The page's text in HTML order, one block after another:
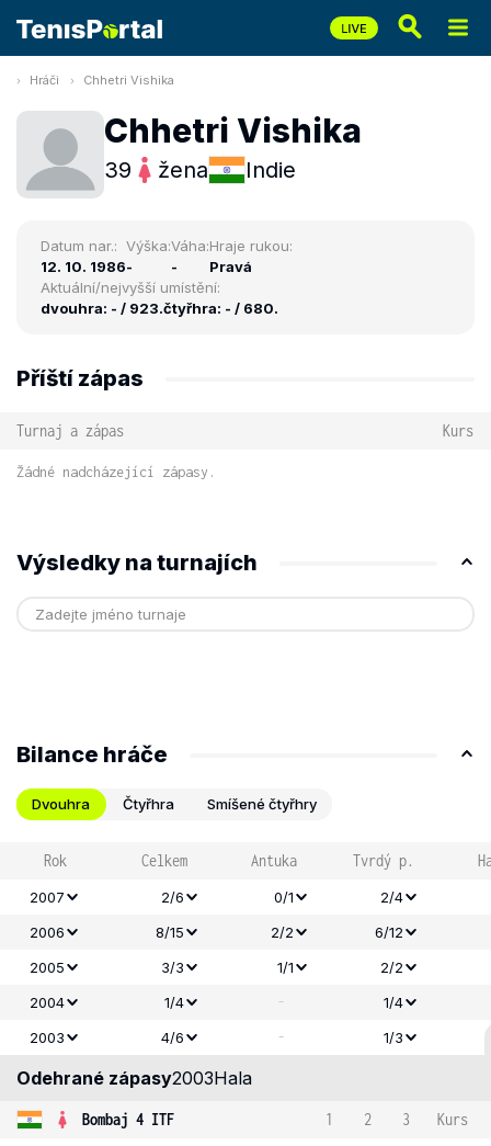
Hráči Chhetri Vishika
Chhetri Vishika
39 žena Indie
Datum nar.:
12. 10. 1986
Výška:
-
Váha:
-
Hraje rukou:
Pravá
Aktuální/nejvyšší umístění:
dvouhra: - / 923.čtyřhra: - / 680.
Příští zápas
Turnaj a zápas Kurs
Žádné nadcházející zápasy.
Výsledky na turnajích
Bilance hráče
Dvouhra Čtyřhra Smíšené čtyřhry
Rok Celkem Antuka Tvrdý p.
2007 2/6 0/1
2/4
2006
8/15 2/2
6/12
2005
3/3 1/1
2/2
2004
1/4 -
1/4
2003
4/6 - 1/3
Odehrané zápasy2003Hala
Bombaj 4 ITF 1 2 3
Kurs